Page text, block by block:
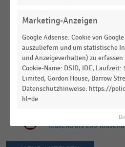
Einwohneranzahl
Tausend bis 200
DEUTSCHSPRACHIGER
Monatliche Mietpreise
Lagen deutscher Städte
Einwohnern (2019)
Arbeitslosenquote
Tausend bis 200
Marketing-Anzeigen
Google Adsense: Cookie von
auszuliefern und um statistische
und Anzeigeverhalten) zu
Cookie-Name: DSID, IDE, Laufzeit:
Limited, Gordon House, Barrow
Datenschutzhinweise: https://
hl=de